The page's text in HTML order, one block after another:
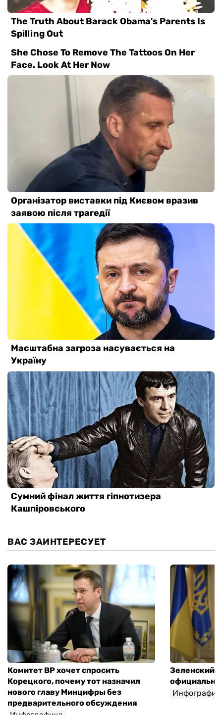
ВАС ЗАИНТЕРЕСУЕТ
Комитет ВР хочет спросить
Корецкого, почему тот назначил
нового главу Минцифры без
предварительного обсуждения
Инфографика
Зеленский